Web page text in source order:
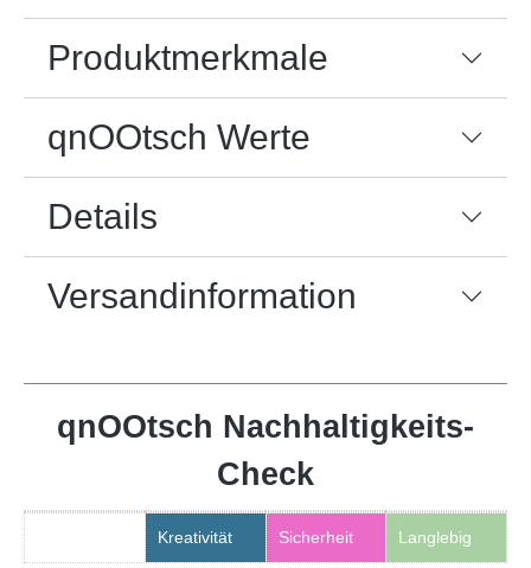
Produktmerkmale
qnOOtsch Werte
Details
Versandinformation
qnOOtsch Nachhaltigkeits-
Check
Kreativität Sicherheit Langlebig